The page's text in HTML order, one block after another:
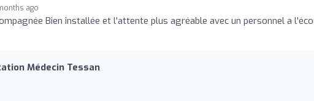
ago
Bien installée et l'attente plus agréable avec un personnel a
Médecin Tessan